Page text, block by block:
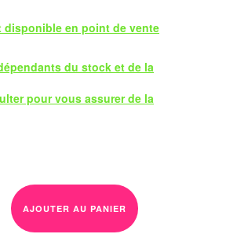
disponible en point de vente
du stock et de la
pour vous assurer de la
AJOUTER AU PANIER